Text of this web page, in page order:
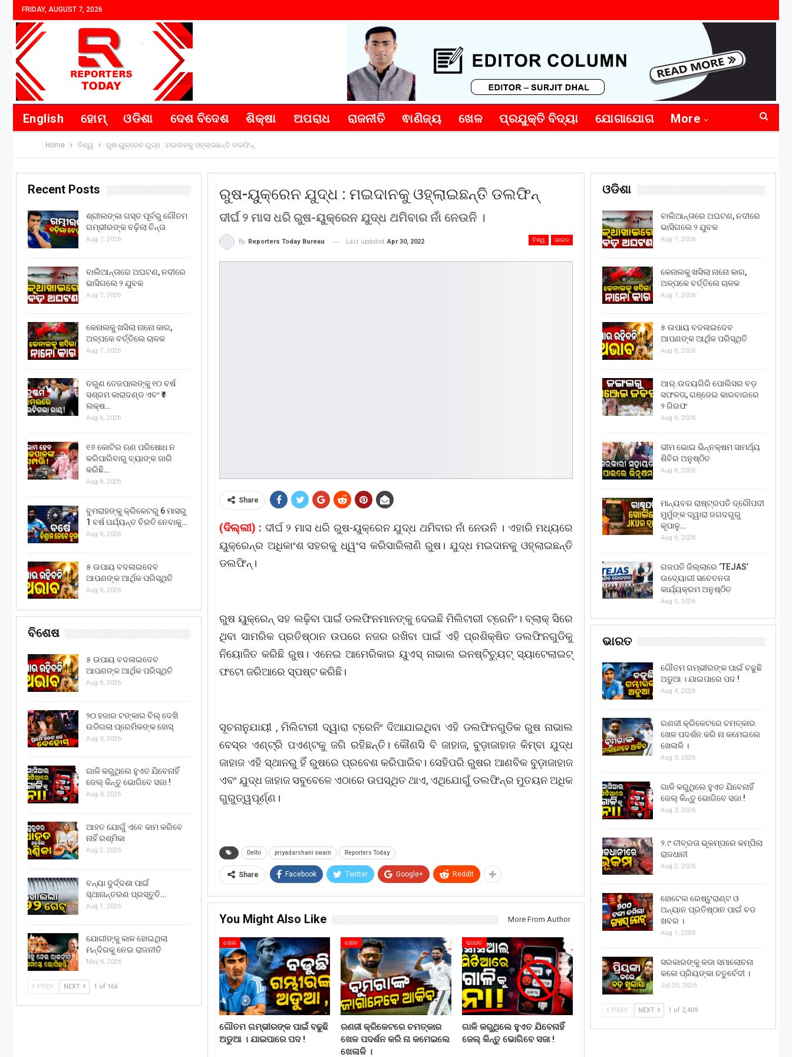
FRIDAY, AUGUST 7, 2026
English ହୋମ୍ ଓଡିଶା ଦେଶ ବିଦେଶ ଶିକ୍ଷା ଅପରାଧ ରାଜନୀତି ଵାଣିଜ୍ୟ ଖେଳ ପ୍ରଯୁକ୍ତି ବିଦ୍ୟା ଯୋଗାଯୋଗ More
Home ବିଶ୍ୱ ରୁଷ-ୟୁକ୍ରେନ ଯୁଦ୍ଧ : ମଇଦାନକୁ ଓହ୍ଲାଇଛନ୍ତି ଡଲଫିନ୍‌
ରୁଷ-ୟୁକ୍ରେନ ଯୁଦ୍ଧ : ମଇଦାନକୁ ଓହ୍ଲାଇଛନ୍ତି ଡଲଫିନ୍‌
ଦୀର୍ଘ ୨ ମାସ ଧରି ରୁଷ-ୟୁକ୍ରେନ ଯୁଦ୍ଧ ଥମିବାର ନାଁ ନେଉନି ।
ବିଶ୍ୱ ଭାରତ
By Reporters Today Bureau Last updated Apr 30, 2022
Share
(ଦିଲ୍ଲୀ) : ଦୀର୍ଘ ୨ ମାସ ଧରି ରୁଷ-ୟୁକ୍ରେନ ଯୁଦ୍ଧ ଥମିବାର ନାଁ ନେଉନି । ଏହାରି ମଧ୍ୟରେ
ୟୁକ୍ରେନ୍‌ର ଅଧିକାଂଶ ସହରକୁ ଧ୍ୱଂସ କରିସାରିଲାଣି ରୁଷ। ଯୁଦ୍ଧ ମଇଦାନକୁ ଓହ୍ଲାଇଛନ୍ତି
ଡଲଫିନ୍‌।
ରୁଷ ୟୁକ୍ରେନ୍‌ ସହ ଲଢ଼ିବା ପାଇଁ ଡଲଫିନମାନଙ୍କୁ ଦେଇଛି ମିଲିଟାରୀ ଟ୍ରେନିଂ। ବ୍ଲାକ୍‌ ସିରେ
ଥିବା ସାମରିକ ପ୍ରତିଷ୍ଠାନ ଉପରେ ନଜର ରଖିବା ପାଇଁ ଏହି ପ୍ରଶିକ୍ଷିତ ଡଲଫିନଗୁଡିକୁ
ନିୟୋଜିତ କରିଛି ରୁଷ। ଏନେଇ ଆମେରିକାର ୟୁଏସ୍‌ ନାଭାଲ ଇନଷ୍ଟିଚ୍ୟୁଟ୍‌ ସ୍ୟାଟେଲାଇଟ୍‌
ଫଟୋ ଜରିଆରେ ସ୍ପଷ୍ଟ କରିଛି।
ସୂଚନାନୁଯାୟୀ , ମିଲିଟାରୀ ଦ୍ୱାରା ଟ୍ରେନିଂ ଦିଆଯାଇଥିବା ଏହି ଡଲଫିନଗୁଡିକ ରୁଷ ନାଭାଲ
ବେସ୍‌ର ଏଣ୍ଟ୍ରି ପଏଣ୍ଟକୁ ଜଗି ରହିଛନ୍ତି। କୌଣସି ବି ଜାହାଜ, ବୁଡ଼ାଜାହାଜ କିମ୍ବା ଯୁଦ୍ଧ
ଜାହାଜ ଏହି ସ୍ଥାନରୁ ହିଁ ରୁଷରେ ପ୍ରବେଶ କରିପାରିବ। ସେହିପରି ରୁଷର ଆଣବିକ ବୁଡ଼ାଜାହାଜ
ଏବଂ ଯୁଦ୍ଧ ଜାହାଜ ସବୁବେଳେ ଏଠାରେ ଉପସ୍ଥିତ ଥାଏ, ଏଥିଯୋଗୁଁ ଡଲଫିନ୍ର ମୁତୟନ ଅଧିକ
ଗୁରୁତ୍ୱପୂର୍ଣ୍ଣ।
Delhi priyadarshani swain Reporters Today
Share Facebook Twitter Google+ ReddIt
You Might Also Like More From Author
ଖେଳ
ଗୌତମ ଗମ୍ଭୀରଙ୍କ ପାଇଁ ବଢୁଛି
ଅଡୁଆ । ଯାଇପାରେ ପଦ !
ଖେଳ
ରଣଜୀ କ୍ରିକେଟରେ ଚମତ୍କାର
ଖେଳ ପଦର୍ଶନ କରି ନା କମେଇଲେ
ଖେଳାଳି ।
ଭାରତ
ଗାଳି କରୁଥିଲେ ହୁଏତ ଯିବେନାହିଁ
ଜେଲ୍ କିନ୍ତୁ ଭୋଗିବେ ସଜା !
ଓଡିଶା
ବାଲିଆନ୍ତାରେ ଅଘଟଣ, ନଦୀରେ
ଭାସିଗଲେ ୨ ଯୁବକ
Aug 7, 2026
କେନାଲକୁ ଖସିଲା ନାନୋ କାର,
ଅଳ୍ପକେ ବର୍ତ୍ତିଲେ ଚାଳକ
Aug 7, 2026
୫ ଉପାୟ ବଦଳାଇଦେବ
ଆପଣଙ୍କ ଆର୍ଥିକ ପରିସ୍ଥିତି
Aug 6, 2026
ଆର୍.ଉଦୟଗିରି ପୋଲିସର ବଡ଼
ସଫଳତା, ଗଞ୍ଜେଇ କାରବାରରେ
୨ ଗିରଫ
Aug 6, 2026
ଭୀମ ଭୋଇ ଭିନ୍ନକ୍ଷମ ସାମର୍ଥ୍ୟ
ଶିବିର ଅନୁଷ୍ଠିତ
Aug 6, 2026
ମାନ୍ୟବର ରାଷ୍ଟ୍ରପତି ଦ୍ରୌପଦୀ
ମୁର୍ମୁଙ୍କ ଦ୍ୱାରା ଜଗଦଗୁରୁ
କୃପାଳୁ…
Aug 6, 2026
ଗଜପତି ଜିଲ୍ଲାରେ ‘TEJAS’
ଉଦ୍ୟୋଗୀ ସଚେତନତା
କାର୍ଯ୍ୟକ୍ରମ ଅନୁଷ୍ଠିତ
Aug 5, 2026
ଭାରତ
ଗୌତମ ଗମ୍ଭୀରଙ୍କ ପାଇଁ ବଢୁଛି
ଅଡୁଆ । ଯାଇପାରେ ପଦ !
Aug 4, 2026
ରଣଜୀ କ୍ରିକେଟରେ ଚମତ୍କାର
ଖେଳ ପଦର୍ଶନ କରି ନା କମେଇଲେ
ଖେଳାଳି ।
Aug 3, 2026
ଗାଳି କରୁଥିଲେ ହୁଏତ ଯିବେନାହିଁ
ଜେଲ୍ କିନ୍ତୁ ଭୋଗିବେ ସଜା !
Aug 3, 2026
୨.୯ ତୀବ୍ରତା ଭୂକମ୍ପରେ କମ୍ପିଲା
ରାଜଧାନୀ
Aug 2, 2026
ହୋଟେଲ ରେଷ୍ଟୁରାଣ୍ଟ ଓ
ଅନ୍ୟାନ ପ୍ରତିଷ୍ଠାନ ପାଇଁ ବଡ
ଖବର ।
Aug 1, 2026
ସରକାରଙ୍କୁ କଡା ସମାଲୋଚନା
କଲେ ପ୍ରିୟଙ୍କା ଚତୁର୍ବେଦୀ ।
Jul 20, 2026
PREV NEXT 1 of 2,409
Recent Posts
ଶ୍ରୀଲଙ୍କା ଗସ୍ତ ପୂର୍ବରୁ ଗୌତମ
ଗମ୍ଭୀରଙ୍କ ବଢ଼ିଲା ଚିନ୍ତା
Aug 7, 2026
ବାଲିଆନ୍ତାରେ ଅଘଟଣ, ନଦୀରେ
ଭାସିଗଲେ ୨ ଯୁବକ
Aug 7, 2026
କେନାଲକୁ ଖସିଲା ନାନୋ କାର,
ଅଳ୍ପକେ ବର୍ତ୍ତିଲେ ଚାଳକ
Aug 7, 2026
ତରୁଣ ତେଜପାଲଙ୍କୁ ୧୦ ବର୍ଷ
ସଶ୍ରମ କାରାଦଣ୍ଡ ଏବଂ ₹୫
ଲକ୍ଷ…
Aug 6, 2026
୧୬ କୋଟିର ଋଣ ପରିଷୋଧ ନ
କରିପାରିବାରୁ ବ୍ୟାଙ୍କ ଜାରି
କରିଛି…
Aug 6, 2026
ବୁମରାହଙ୍କୁ କ୍ରିକେଟରୁ 6 ମାସରୁ
1 ବର୍ଷ ପର୍ଯ୍ୟନ୍ତ ବିରତି ନେବାକୁ…
Aug 6, 2026
୫ ଉପାୟ ବଦଳାଇଦେବ
ଆପଣଙ୍କ ଆର୍ଥିକ ପରିସ୍ଥିତି
Aug 6, 2026
ବିଶେଷ
୫ ଉପାୟ ବଦଳାଇଦେବ
ଆପଣଙ୍କ ଆର୍ଥିକ ପରିସ୍ଥିତି
Aug 6, 2026
୨୦ ହଜାର ଟଙ୍କାର ବିଲ୍ ଦେଖି
ଉଡିଗଲା ପ୍ରେମିକଙ୍କ ହୋସ୍
Aug 3, 2026
ଗାଳି କରୁଥିଲେ ହୁଏତ ଯିବେନାହିଁ
ଜେଲ୍ କିନ୍ତୁ ଭୋଗିବେ ସଜା !
Aug 3, 2026
ଆହତ ଯୋଗୁଁ ଏବେ କାମ କରିବେ
ନାହିଁ ରଶ୍ମିକା
Aug 2, 2026
ବନ୍ୟା ଦୁର୍ଦ୍ଦଶା ପାଇଁ
ସ୍ଥାନାନ୍ତରଣ ପ୍ରସ୍ତୁତି…
Aug 1, 2026
ଯୋଗୀଙ୍କୁ କାଳ ହୋଇଥିଲା
ମନ୍ଦିରକୁ ନେଇ ରାଜନୀତି
May 6, 2026
PREV NEXT 1 of 166